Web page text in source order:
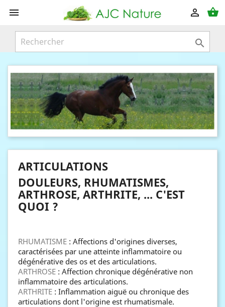
 shopping_basket


ARTICULATIONS
DOULEURS, RHUMATISMES,
ARTHROSE, ARTHRITE, ... C'EST
QUOI ?
RHUMATISME : Affections d'origines diverses,
caractérisées par une atteinte inflammatoire ou
dégénérative des os et des articulations.
ARTHROSE : Affection chronique dégénérative non
inflammatoire des articulations.
ARTHRITE : Inflammation aiguë ou chronique des
articulations dont l'origine est rhumatismale.